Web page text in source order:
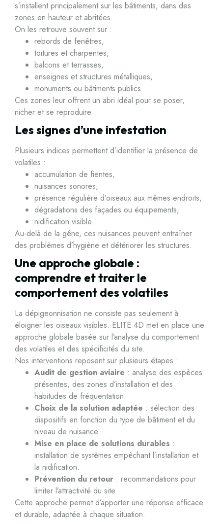
s’installent principalement sur les bâtiments, dans des
zones en hauteur et abritées.
On les retrouve souvent sur :
rebords de fenêtres,
toitures et charpentes,
balcons et terrasses,
enseignes et structures métalliques,
monuments ou bâtiments publics.
Ces zones leur offrent un abri idéal pour se poser,
nicher et se reproduire.
Les signes d’une infestation
Plusieurs indices permettent d’identifier la présence de
volatiles :
accumulation de fientes,
nuisances sonores,
présence régulière d’oiseaux aux mêmes endroits,
dégradations des façades ou équipements,
nidification visible.
Au-delà de la gêne, ces nuisances peuvent entraîner
des problèmes d’hygiène et détériorer les structures.
Une approche globale :
comprendre et traiter le
comportement des volatiles
La dépigeonnisation ne consiste pas seulement à
éloigner les oiseaux visibles. ELITE 4D met en place une
approche globale basée sur l’analyse du comportement
des volatiles et des spécificités du site.
Nos interventions reposent sur plusieurs étapes :
Audit de gestion aviaire : analyse des espèces
présentes, des zones d’installation et des
habitudes de fréquentation.
Choix de la solution adaptée : sélection des
dispositifs en fonction du type de bâtiment et du
niveau de nuisance.
Mise en place de solutions durables :
installation de systèmes empêchant l’installation et
la nidification.
Prévention du retour : recommandations pour
limiter l’attractivité du site.
Cette approche permet d’apporter une réponse efficace
et durable, adaptée à chaque situation.